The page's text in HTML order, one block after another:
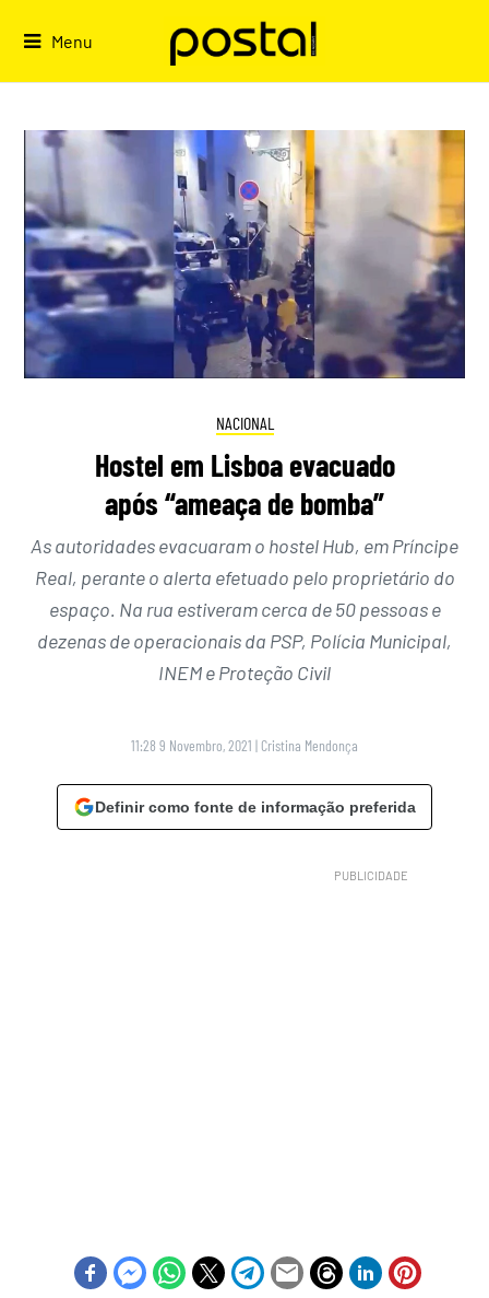
Menu
NACIONAL
Hostel em Lisboa evacuado
após “ameaça de bomba”
As autoridades evacuaram o hostel Hub, em Príncipe
Real, perante o alerta efetuado pelo proprietário do
espaço. Na rua estiveram cerca de 50 pessoas e
dezenas de operacionais da PSP, Polícia Municipal,
INEM e Proteção Civil
11:28 9 Novembro, 2021 | Cristina Mendonça
Definir como fonte de informação preferida